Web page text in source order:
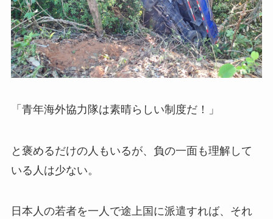
「青年海外協力隊は素晴らしい制度だ！」
と褒めるだけの人もいるが、負の一面も理解して
いる人は少ない。
日本人の若者を一人で途上国に派遣すれば、それ